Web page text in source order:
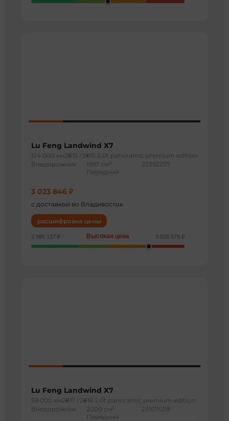
Lu Feng Landwind X7
124 000 км2015 г 2015 2.0t panoramic premium edition
Внедорожник
1997 см 3
Передний
22392277
3 023 846 ₽
с доставкой во Владивосток
расшифровка цены
2 985 137 ₽ Высокая цена 3 035 576 ₽
Lu Feng Landwind X7
59 000 км2017 г 2016 2.0t panoramic premium edition
Внедорожник
2000 см 3
Передний
23107028